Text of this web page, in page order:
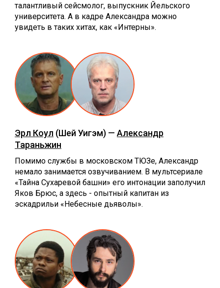
талантливый сейсмолог, выпускник Йельского
университета. А в кадре Александра можно
увидеть в таких хитах, как «Интерны».
Эрл Коул (Шей Уигэм) — Александр
Тараньжин
Помимо службы в московском ТЮЗе, Александр
немало занимается озвучиванием. В мультсериале
«Тайна Сухаревой башни» его интонации заполучил
Яков Брюс, а здесь - опытный капитан из
эскадрильи «Небесные дьяволы».